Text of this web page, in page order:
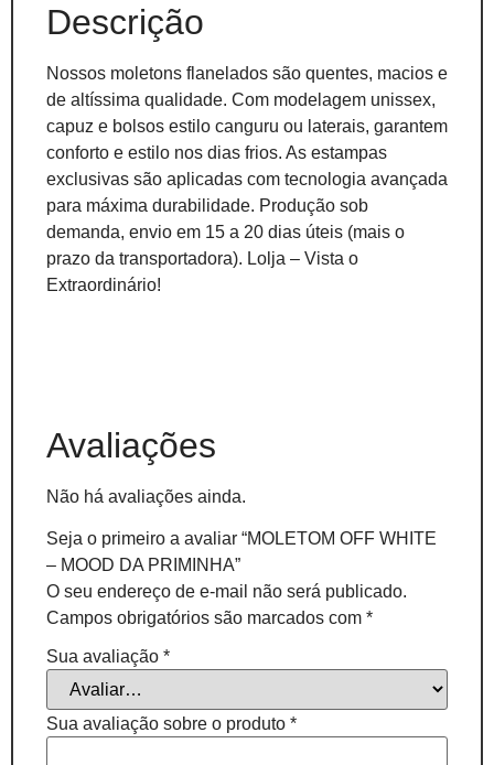
Descrição
Nossos moletons flanelados são quentes, macios e
de altíssima qualidade. Com modelagem unissex,
capuz e bolsos estilo canguru ou laterais, garantem
conforto e estilo nos dias frios. As estampas
exclusivas são aplicadas com tecnologia avançada
para máxima durabilidade. Produção sob
demanda, envio em 15 a 20 dias úteis (mais o
prazo da transportadora). Lolja – Vista o
Extraordinário!
Avaliações
Não há avaliações ainda.
Seja o primeiro a avaliar “MOLETOM OFF WHITE
– MOOD DA PRIMINHA”
O seu endereço de e-mail não será publicado.
Campos obrigatórios são marcados com *
Sua avaliação *
Sua avaliação sobre o produto *